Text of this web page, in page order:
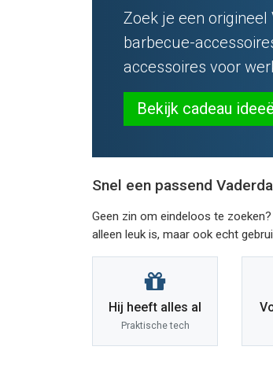
Zoek je een
barbecue-
accessoires voor
Bekijk cadeau
Snel een passend
Geen zin om eindeloos te
alleen leuk is, maar ook echt
Hij heeft alles al
Praktische tech